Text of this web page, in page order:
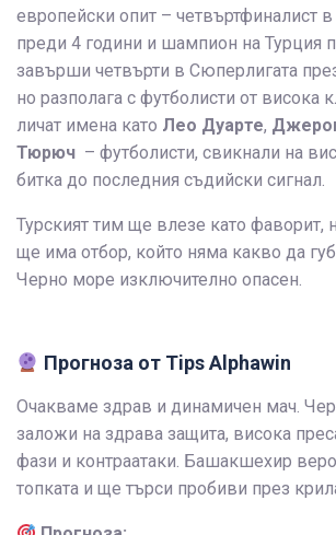
европейски опит – четвъртфиналист
преди 4 години и шампион на Турция
завърши четвърти в Сюперлигата
но разполага с футболисти от висока
личат имена като Лео Дуарте,
Тюрюч – футболисти, свикнали на
битка до последния съдийски сигнал.
Турският тим ще влезе като фаворит,
ще има отбор, който няма какво да
Черно море изключително опасен.
Прогноза от Tips Alphawin
Очакваме здрав и динамичен мач.
заложи на здрава защита, висока
фази и контраатаки. Башакшехир
топката и ще търси пробиви през